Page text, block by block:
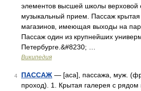
элементов высшей школы верховой
музыкальный прием. Пассаж
магазинов, имеющая выходы на
Пассаж один из крупнейших
Петербурге.&#8230; …
Википедия
4 ПАССАЖ — [аса], пассажа, муж.
проход). 1. Крытая галерея с